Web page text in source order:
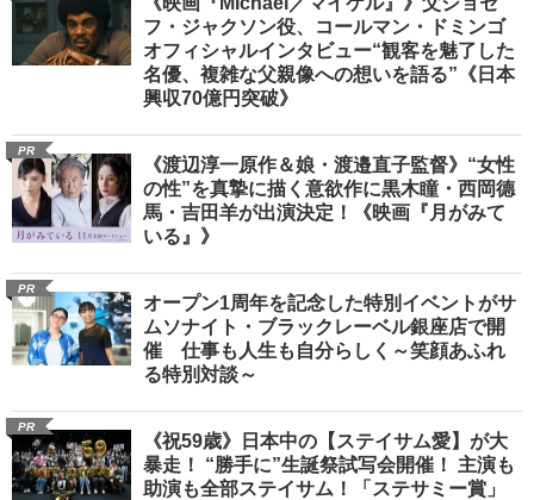
フ・ジャクソン役、コールマン・ドミンゴ
オフィシャルインタビュー“観客を魅了した
名優、複雑な父親像への想いを語る”《日本
興収70億円突破》
PR
《渡辺淳一原作＆娘・渡邉直子監督》“女性
の性”を真摯に描く意欲作に黒木瞳・西岡德
馬・吉田羊が出演決定！《映画『月がみて
いる』》
PR
オープン1周年を記念した特別イベントがサ
ムソナイト・ブラックレーベル銀座店で開
催 仕事も人生も自分らしく～笑顔あふれ
る特別対談～
PR
《祝59歳》日本中の【ステイサム愛】が大
暴走！ “勝手に”生誕祭試写会開催！ 主演も
助演も全部ステイサム！「ステサミー賞」